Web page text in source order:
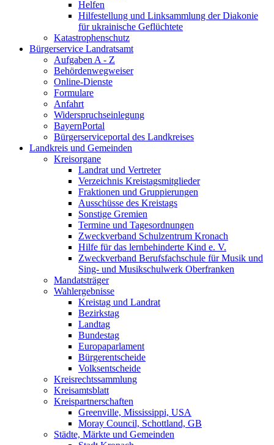
Helfen
Hilfestellung und Linksammlung der Diakonie
für ukrainische Geflüchtete
Katastrophenschutz
Bürgerservice Landratsamt
Aufgaben A - Z
Behördenwegweiser
Online-Dienste
Formulare
Anfahrt
Widerspruchseinlegung
BayernPortal
Bürgerserviceportal des Landkreises
Landkreis und Gemeinden
Kreisorgane
Landrat und Vertreter
Verzeichnis Kreistagsmitglieder
Fraktionen und Gruppierungen
Ausschüsse des Kreistags
Sonstige Gremien
Termine und Tagesordnungen
Zweckverband Schulzentrum Kronach
Hilfe für das lernbehinderte Kind e. V.
Zweckverband Berufsfachschule für Musik und
Sing- und Musikschulwerk Oberfranken
Mandatsträger
Wahlergebnisse
Kreistag und Landrat
Bezirkstag
Landtag
Bundestag
Europaparlament
Bürgerentscheide
Volksentscheide
Kreisrechtssammlung
Kreisamtsblatt
Kreispartnerschaften
Greenville, Mississippi, USA
Moray Council, Schottland, GB
Städte, Märkte und Gemeinden